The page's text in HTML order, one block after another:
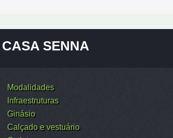
CASA SENNA
Modalidades
Infraestruturas
Ginásio
Calçado e vestuário